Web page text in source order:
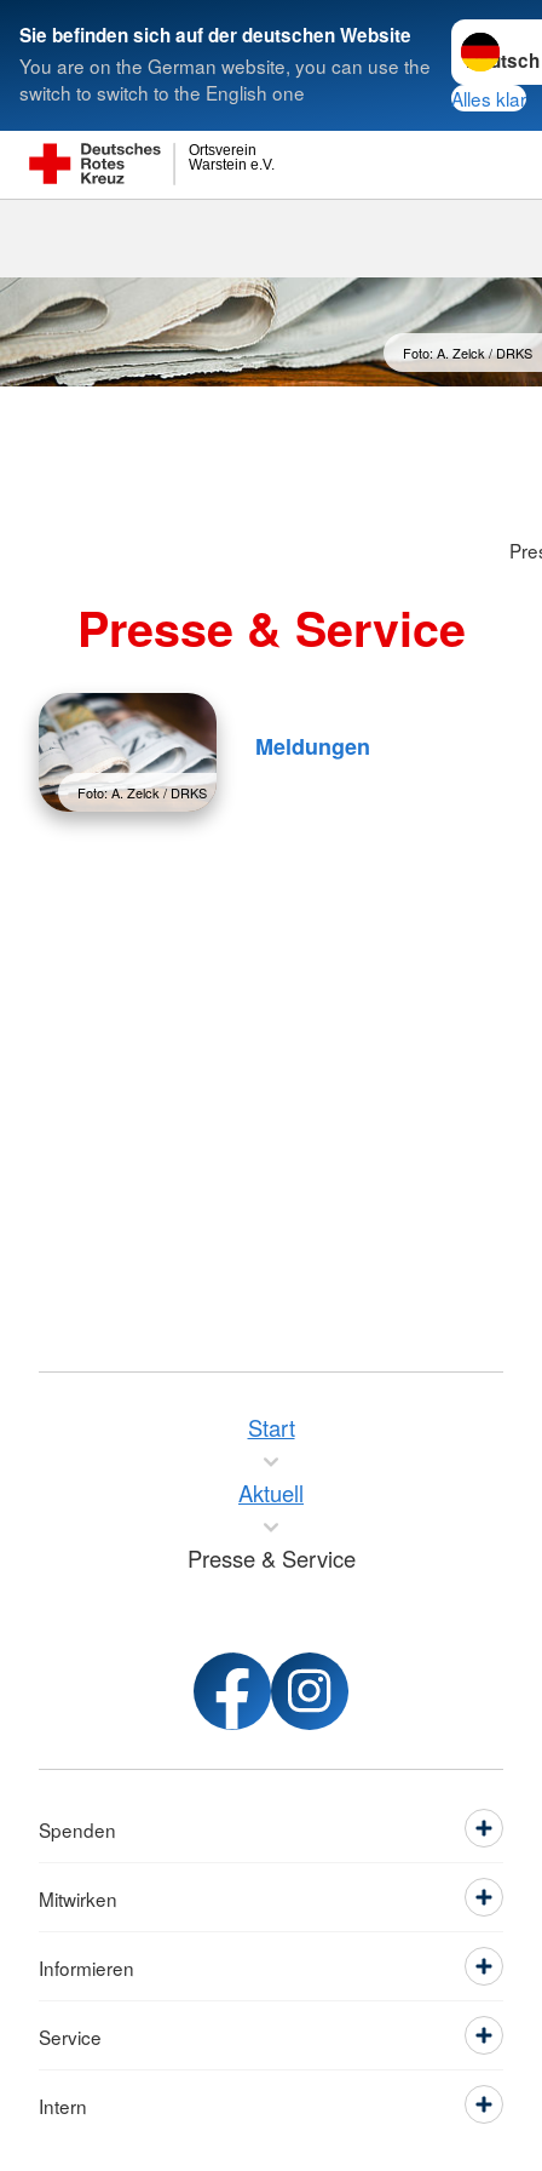
Sie befinden sich auf der deutschen Website
You are on the German website, you can use the
switch to switch to the English one
Sprache
Alles klar
Warstein e.V.
Ortsverein
Suche
Foto: A. Zelck / DRKS
Presse & Service
Foto: A. Zelck / DRKS
Meldungen
Start
Aktuell
Presse & Service
Spenden
Mitwirken
Informieren
Service
Intern